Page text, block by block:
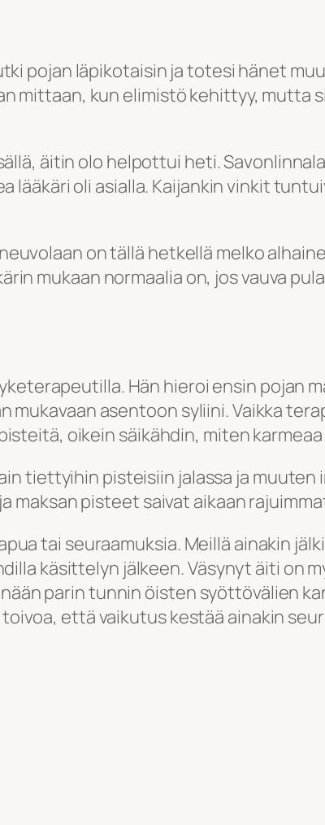
pojan läpikotaisin ja totesi hänet
mittaan, kun elimistö kehittyy, mutta
äitin olo helpottui heti.
lääkäri oli asialla. Kaijankin vinkit
on tällä hetkellä melko
mukaan normaalia on, jos vauva
Hän hieroi ensin pojan
mukavaan asentoon syliini. Vaikka
oikein säikähdin, miten
tiettyihin pisteisiin jalassa ja muuten
maksan pisteet saivat aikaan
tai seuraamuksia. Meillä ainakin
käsittelyn jälkeen. Väsynyt äiti on
parin tunnin öisten syöttövälien
että vaikutus kestää ainakin